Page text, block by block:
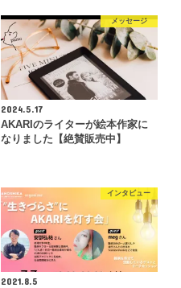
メッセージ
2024.5.17
AKARIのライターが絵本作家に
なりました【絶賛販売中】
インタビュー
2021.8.5